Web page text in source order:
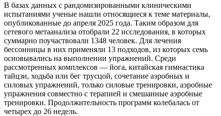
В базах данных с рандомизированными клиническими
испытаниями ученые нашли относящиеся к теме материалы,
опубликованные до апреля 2025 года. Таким образом для
сетевого метаанализа отобрали 22 исследования, в которых
суммарно поучаствовали 1348 человек. Для лечения
бессонницы в них применяли 13 подходов, из которых семь
основывались на выполнении упражнений. Среди
рассмотренных комплексов — йога, китайская гимнастика
тайцзи, ходьба или бег трусцой, сочетание аэробных и
силовых упражнений, только силовые тренировки, аэробные
упражнения совместно с терапией и смешанные аэробные
тренировки. Продолжительность программ колебалась от
четырех до 26 недель.